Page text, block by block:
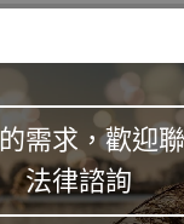
需求，歡迎
法律諮詢